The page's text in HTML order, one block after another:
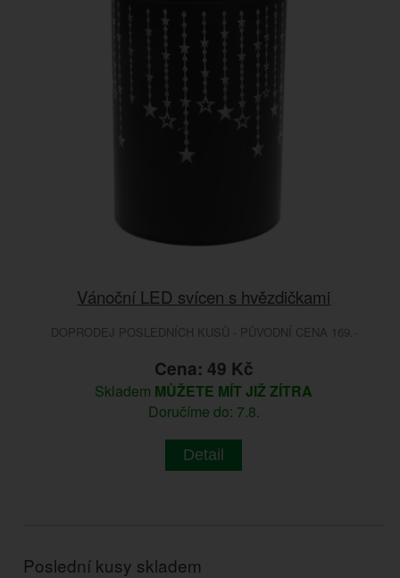
Vánoční LED svícen s hvězdičkami
DOPRODEJ POSLEDNÍCH KUSŮ - PŮVODNÍ CENA 169.-
Cena: 49 Kč
Skladem MŮŽETE MÍT JIŽ ZÍTRA
Doručíme do: 7.8.
Detail
Poslední kusy skladem